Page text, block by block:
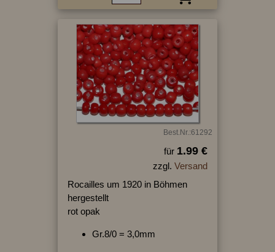
Best.Nr.:61292
für 1.99 €
zzgl. Versand
Rocailles um 1920 in Böhmen
hergestellt
rot opak
Gr.8/0 = 3,0mm